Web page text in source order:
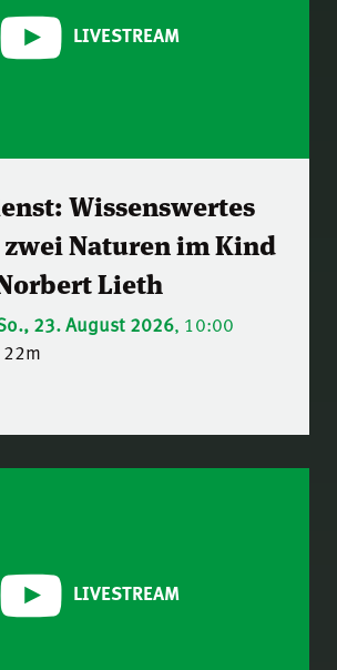
LIVESTREAM
Wissenswertes
Naturen im Kind
Lieth
23. August 2026, 10:00
LIVESTREAM